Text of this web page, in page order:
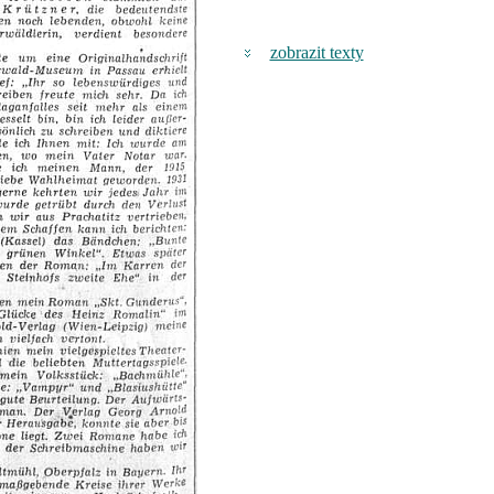
zobrazit texty